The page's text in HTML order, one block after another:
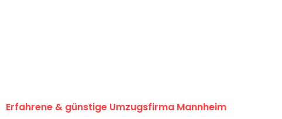
Erfahrene & günstige Umzugsfirma Mannheim